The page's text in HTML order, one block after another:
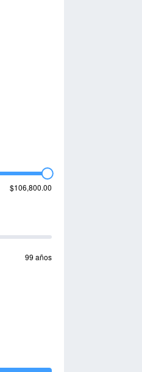
$106,800.00
99 años